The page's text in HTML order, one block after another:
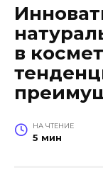
в
НА ЧТЕНИЕ
5 мин